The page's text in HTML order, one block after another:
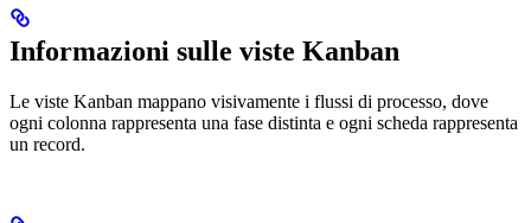
Informazioni sulle viste Kanban
Le viste Kanban mappano visivamente i flussi di processo, dove
ogni colonna rappresenta una fase distinta e ogni scheda rappresenta
un record.